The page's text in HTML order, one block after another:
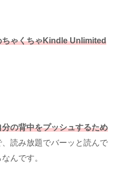
ちゃくちゃKindle Unlimited
の背中をプッシュするため
読み放題でバーッと読んで
んです。